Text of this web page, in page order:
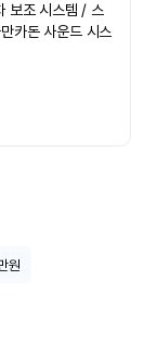
보조 시스템 / 스
카돈 사운드 시스
원